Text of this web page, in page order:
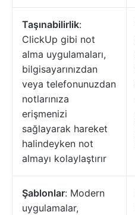
Taşınabilirlik:
ClickUp gibi not
alma uygulamaları,
bilgisayarınızdan
veya telefonunuzdan
notlarınıza
erişmenizi
sağlayarak hareket
halindeyken not
almayı kolaylaştırır
Şablonlar: Modern
uygulamalar,